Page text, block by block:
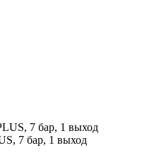
7 бар, 1 выход